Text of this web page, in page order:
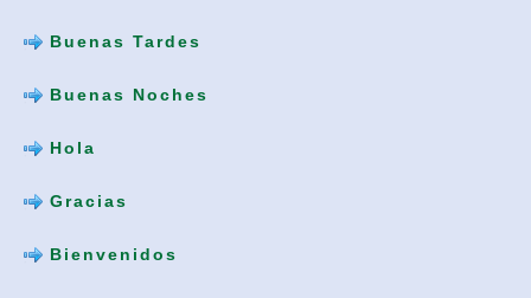
Buenas Tardes
Buenas Noches
Hola
Gracias
Bienvenidos